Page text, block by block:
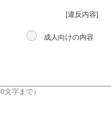
[違反内容]
成人向けの内容